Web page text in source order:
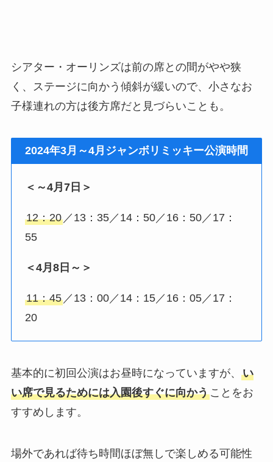
シアター・オーリンズは前の席との間がやや狭
く、ステージに向かう傾斜が緩いので、小さなお
子様連れの方は後方席だと見づらいことも。
2024年3月～4月ジャンボリミッキー公演時間
＜～4月7日＞
12：20 ／13：35／14：50／16：50／17：
55
＜4月8日～＞
11：45 ／13：00／14：15／16：05／17：
20
基本的に初回公演はお昼時になっていますが、 い
い席で見るためには入園後すぐに向かうことをお
すすめします。
場外であれば待ち時間ほぼ無しで楽しめる可能性